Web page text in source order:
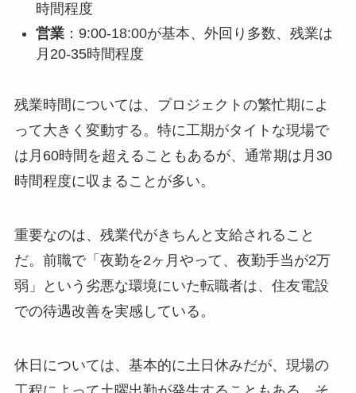
時間程度
営業：9:00-18:00が基本、外回り多数、残業は
月20-35時間程度
残業時間については、プロジェクトの繁忙期によ
って大きく変動する。特に工期がタイトな現場で
は月60時間を超えることもあるが、通常期は月30
時間程度に収まることが多い。
重要なのは、残業代がきちんと支給されること
だ。前職で「夜勤を2ヶ月やって、夜勤手当が2万
弱」という劣悪な環境にいた転職者は、住友電設
での待遇改善を実感している。
休日については、基本的に土日休みだが、現場の